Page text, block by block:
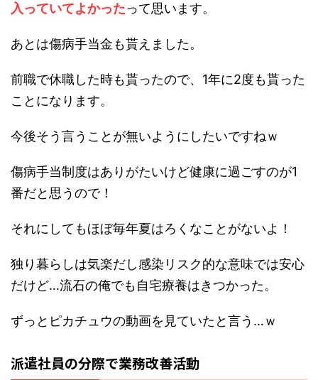
入っていてよかったって思います。
あとは傷病手当金も貰えました。
前職で休職した時も貰ったので、1年に2度も貰った
ことになります。
今後そう言うことが無いようにしたいですねｗ
傷病手当制度はありがたいけど健康に過ごすのが1
番だと思うので！
それにしてもほぼ毎年夏はろくなことがないよ！
独り暮らしは気楽だし感染リスク的な意味では安心
だけど…流石の俺でも自宅療養はきつかった。
ずっとピカチュウの動画を見ていたと言う…ｗ
派遣社員の分際で業務改善活動